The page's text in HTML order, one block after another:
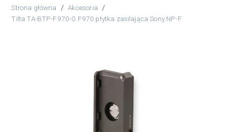
/ Akcesoria /
Tilta TA-BTP-F970-G F970 płytka zasilająca Sony NP-F